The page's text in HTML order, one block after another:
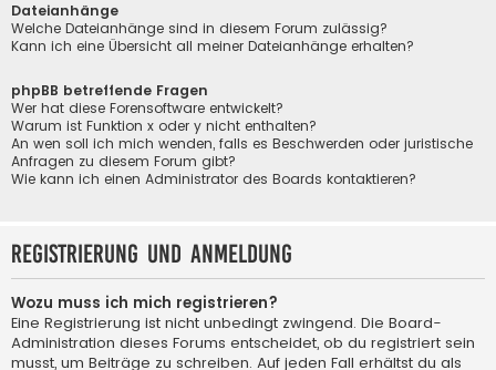
Dateianhänge
Welche Dateianhänge sind in diesem Forum zulässig?
Kann ich eine Übersicht all meiner Dateianhänge erhalten?
phpBB betreffende Fragen
Wer hat diese Forensoftware entwickelt?
Warum ist Funktion x oder y nicht enthalten?
An wen soll ich mich wenden, falls es Beschwerden oder juristische
Anfragen zu diesem Forum gibt?
Wie kann ich einen Administrator des Boards kontaktieren?
Registrierung und Anmeldung
Wozu muss ich mich registrieren?
Eine Registrierung ist nicht unbedingt zwingend. Die Board-
Administration dieses Forums entscheidet, ob du registriert sein
musst, um Beiträge zu schreiben. Auf jeden Fall erhältst du als